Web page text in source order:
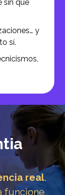
sin que
y
sí.
real,
funcione